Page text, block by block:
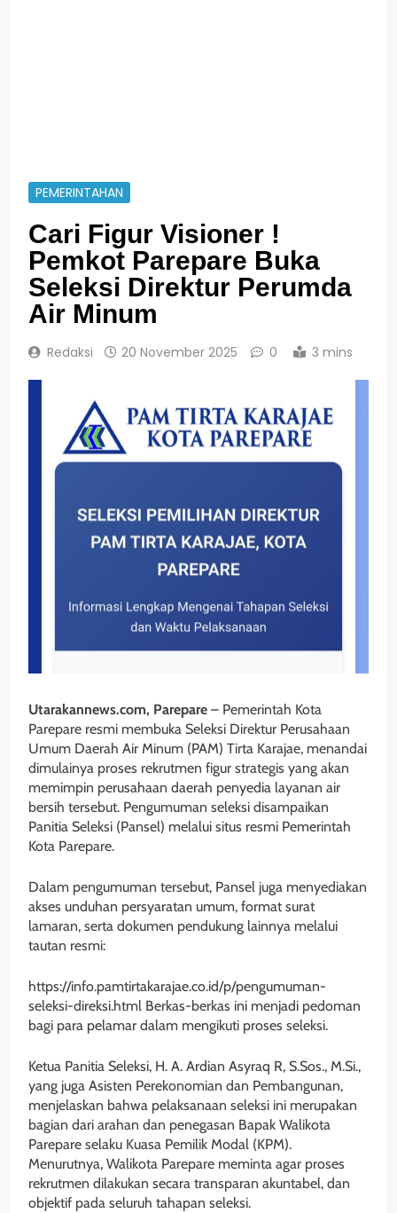
PEMERINTAHAN
Cari Figur Visioner !
Pemkot Parepare Buka
Seleksi Direktur Perumda
Air Minum
Redaksi 20 November 2025 0 3 mins
Utarakannews.com, Parepare – Pemerintah Kota
Parepare resmi membuka Seleksi Direktur Perusahaan
Umum Daerah Air Minum (PAM) Tirta Karajae, menandai
dimulainya proses rekrutmen figur strategis yang akan
memimpin perusahaan daerah penyedia layanan air
bersih tersebut. Pengumuman seleksi disampaikan
Panitia Seleksi (Pansel) melalui situs resmi Pemerintah
Kota Parepare.
Dalam pengumuman tersebut, Pansel juga menyediakan
akses unduhan persyaratan umum, format surat
lamaran, serta dokumen pendukung lainnya melalui
tautan resmi:
https://info.pamtirtakarajae.co.id/p/pengumuman-
seleksi-direksi.html Berkas-berkas ini menjadi pedoman
bagi para pelamar dalam mengikuti proses seleksi.
Ketua Panitia Seleksi, H. A. Ardian Asyraq R, S.Sos., M.Si.,
yang juga Asisten Perekonomian dan Pembangunan,
menjelaskan bahwa pelaksanaan seleksi ini merupakan
bagian dari arahan dan penegasan Bapak Walikota
Parepare selaku Kuasa Pemilik Modal (KPM).
Menurutnya, Walikota Parepare meminta agar proses
rekrutmen dilakukan secara transparan akuntabel, dan
objektif pada seluruh tahapan seleksi.